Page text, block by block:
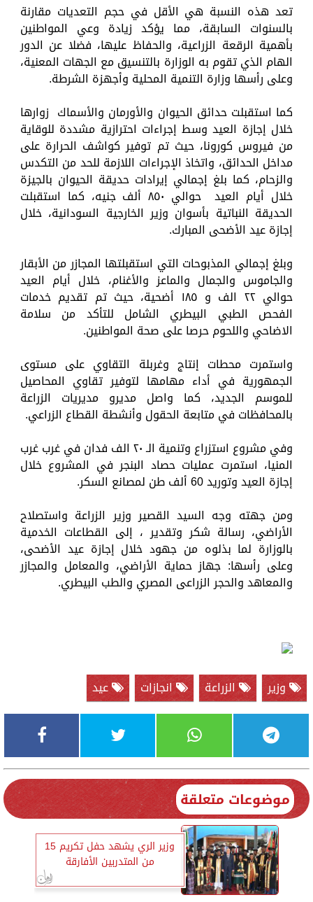
تعد هذه النسبة هي الأقل في حجم التعديات مقارنة
بالسنوات السابقة، مما يؤكد زيادة وعي المواطنين
بأهمية الرقعة الزراعية، والحفاظ عليها، فضلا عن الدور
الهام الذي تقوم به الوزارة بالتنسيق مع الجهات المعنية،
وعلى رأسها وزارة التنمية المحلية وأجهزة الشرطة.
كما استقبلت حدائق الحيوان والأورمان والأسماك زوارها
خلال إجازة العيد وسط إجراءات احترازية مشددة للوقاية
من فيروس كورونا، حيث تم توفير كواشف الحرارة على
مداخل الحدائق، واتخاذ الإجراءات اللازمة للحد من التكدس
والزحام، كما بلغ إجمالي إيرادات حديقة الحيوان بالجيزة
خلال أيام العيد حوالي ٨٥٠ ألف جنيه، كما استقبلت
الحديقة النباتية بأسوان وزير الخارجية السودانية، خلال
إجازة عيد الأضحى المبارك.
وبلغ إجمالي المذبوحات التي استقبلتها المجازر من الأبقار
والجاموس والجمال والماعز والأغنام، خلال أيام العيد
حوالي ٢٢ الف و ١٨٥ أضحية، حيث تم تقديم خدمات
الفحص الطبي البيطري الشامل للتأكد من سلامة
الاضاحي واللحوم حرصا على صحة المواطنين.
واستمرت محطات إنتاج وغربلة التقاوي على مستوى
الجمهورية في أداء مهامها لتوفير تقاوي المحاصيل
للموسم الجديد، كما واصل مديرو مديريات الزراعة
بالمحافظات في متابعة الحقول وأنشطة القطاع الزراعي.
وفي مشروع استزراع وتنمية الـ ٢٠ الف فدان في غرب غرب
المنيا، استمرت عمليات حصاد البنجر في المشروع خلال
إجازة العيد وتوريد 60 ألف طن لمصانع السكر.
ومن جهته وجه السيد القصير وزير الزراعة واستصلاح
الأراضي، رسالة شكر وتقدير ، إلى القطاعات الخدمية
بالوزارة لما بذلوه من جهود خلال إجازة عيد الأضحى،
وعلى رأسها: جهاز حماية الأراضي، والمعامل والمجازر
والمعاهد والحجر الزراعى المصري والطب البيطري.
وزير الزراعة انجازات عيد
موضوعات متعلقة
وزير الري يشهد حفل تكريم 15
من المتدربين الأفارقة